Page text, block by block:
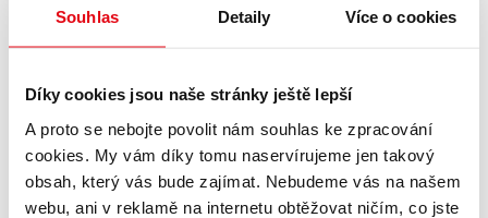
Souhlas Detaily Více o cookies
Díky cookies jsou naše stránky ještě lepší
A proto se nebojte povolit nám souhlas ke zpracování
cookies. My vám díky tomu naservírujeme jen takový
obsah, který vás bude zajímat. Nebudeme vás na našem
webu, ani v reklamě na internetu obtěžovat ničím, co jste